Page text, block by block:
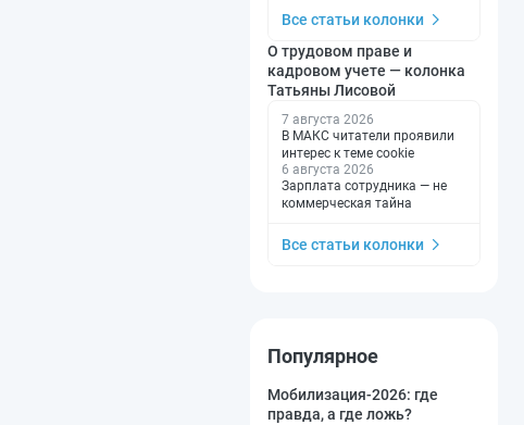
Все статьи колонки
О трудовом праве и
кадровом учете — колонка
Татьяны Лисовой
7 августа 2026
В МАКС читатели проявили
интерес к теме cookie
6 августа 2026
Зарплата сотрудника — не
коммерческая тайна
Все статьи колонки
Популярное
Мобилизация-2026: где
правда, а где ложь?